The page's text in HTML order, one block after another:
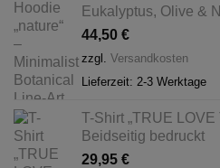
Eukalyptus, Olive &
44,50 €
zzgl. Versandkosten
Lieferzeit: 2-3 Werktage
T-Shirt „TRUE LOVE
Beidseitig bedruckt
29,95 €